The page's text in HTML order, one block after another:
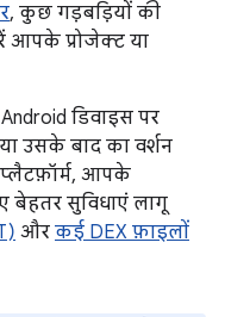
, कुछ गड़बड़ियों की
आपके प्रोजेक्ट या
डिवाइस पर
उसके बाद का वर्शन
प्लैटफ़ॉर्म, आपके
सुविधाएं लागू
और कई DEX फ़ाइलों